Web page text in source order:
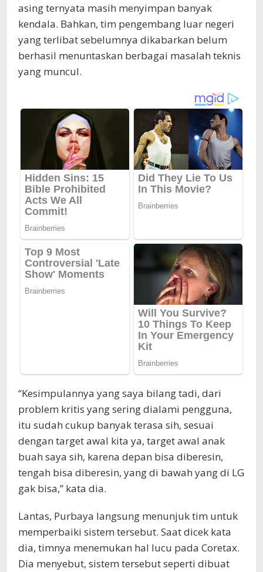
asing ternyata masih menyimpan banyak
kendala. Bahkan, tim pengembang luar negeri
yang terlibat sebelumnya dikabarkan belum
berhasil menuntaskan berbagai masalah teknis
yang muncul.
“Kesimpulannya yang saya bilang tadi, dari
problem kritis yang sering dialami pengguna,
itu sudah cukup banyak terasa sih, sesuai
dengan target awal kita ya, target awal anak
buah saya sih, karena depan bisa diberesin,
tengah bisa diberesin, yang di bawah yang di LG
gak bisa,” kata dia.
Lantas, Purbaya langsung menunjuk tim untuk
memperbaiki sistem tersebut. Saat dicek kata
dia, timnya menemukan hal lucu pada Coretax.
Dia menyebut, sistem tersebut seperti dibuat